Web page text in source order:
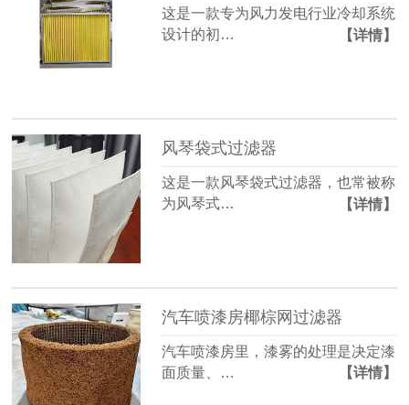
这是一款专为风力发电行业冷却系统
设计的初…
【详情】
风琴袋式过滤器
这是一款风琴袋式过滤器，也常被称
为风琴式…
【详情】
汽车喷漆房椰棕网过滤器
汽车喷漆房里，漆雾的处理是决定漆
面质量、…
【详情】